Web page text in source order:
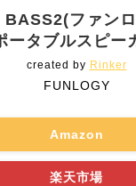
ファン
ータブルスピー
created by Rinker
FUNLOGY
Amazon
楽天市場